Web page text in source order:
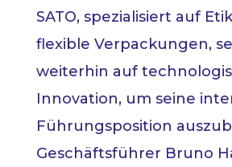
SATO, spezialisiert auf
flexible Verpackungen,
weiterhin auf
Innovation, um seine
Führungsposition
Geschäftsführer Bruno